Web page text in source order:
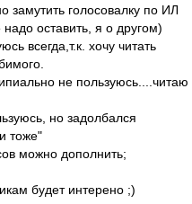
замутить голосовалку по ИЛ
оставить, я о другом)
всегда,т.к. хочу читать
не пользуюсь....читаю
но задолбался
тоже"
можно дополнить;
будет интерено ;)